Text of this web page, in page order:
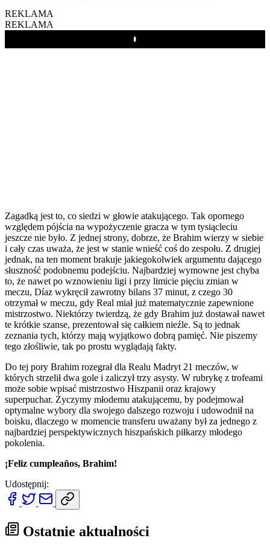
REKLAMA
REKLAMA
Play
Zagadką jest to, co siedzi w głowie atakującego. Tak opornego
względem pójścia na wypożyczenie gracza w tym tysiącleciu
jeszcze nie było. Z jednej strony, dobrze, że Brahim wierzy w siebie
i cały czas uważa, że jest w stanie wnieść coś do zespołu. Z drugiej
jednak, na ten moment brakuje jakiegokolwiek argumentu dającego
słuszność podobnemu podejściu. Najbardziej wymowne jest chyba
to, że nawet po wznowieniu ligi i przy limicie pięciu zmian w
meczu, Díaz wykręcił zawrotny bilans 37 minut, z czego 30
otrzymał w meczu, gdy Real miał już matematycznie zapewnione
mistrzostwo. Niektórzy twierdzą, że gdy Brahim już dostawał nawet
te krótkie szanse, prezentował się całkiem nieźle. Są to jednak
zeznania tych, którzy mają wyjątkowo dobrą pamięć. Nie piszemy
tego złośliwie, tak po prostu wyglądają fakty.
Do tej pory Brahim rozegrał dla Realu Madryt 21 meczów, w
których strzelił dwa gole i zaliczył trzy asysty. W rubrykę z trofeami
może sobie wpisać mistrzostwo Hiszpanii oraz krajowy
superpuchar. Życzymy młodemu atakującemu, by podejmował
optymalne wybory dla swojego dalszego rozwoju i udowodnił na
boisku, dlaczego w momencie transferu uważany był za jednego z
najbardziej perspektywicznych hiszpańskich piłkarzy młodego
pokolenia.
¡Feliz cumpleaños, Brahim!
Udostępnij:
Ostatnie aktualności